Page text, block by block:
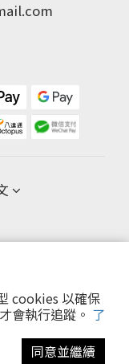
cookies 以確保
會執行追蹤。 了
同意並繼續
變更付款方式。